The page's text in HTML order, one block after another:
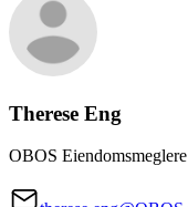
Therese Eng
OBOS Eiendomsmeglere